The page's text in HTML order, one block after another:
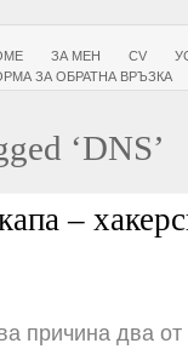
ЗА МЕН CV
ЗА ОБРАТНА ВРЪЗКА
‘DNS’
–
причина два от